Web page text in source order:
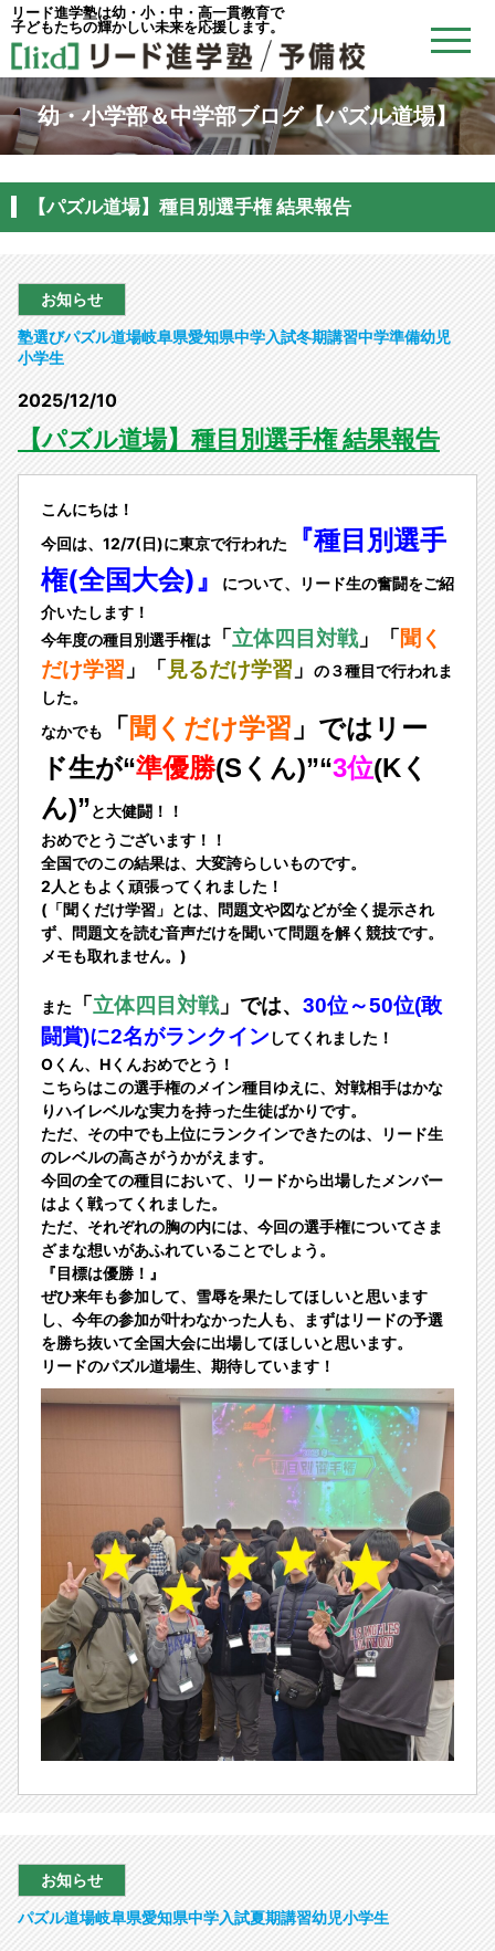
リード進学塾は幼・小・中・高一貫教育で
子どもたちの輝かしい未来を応援します。
幼・小学部＆中学部ブログ【パズル道場】
【パズル道場】種目別選手権 結果報告
お知らせ
塾選びパズル道場岐阜県愛知県中学入試冬期講習中学準備幼児
小学生
2025/12/10
【パズル道場】種目別選手権 結果報告
こんにちは！
今回は、12/7(日)に東京で行われた
『種目別選手
権(全国大会)』
について、リード生の奮闘をご紹
介いたします！
今年度の種目別選手権は
「立体四目対戦」「聞く
だけ学習 」「 見るだけ学習 」 の３種目で行われま
した。
なかでも
「 聞くだけ学習 」ではリー
ド生が“準優勝(Sくん)”“3位(Kく
ん)”と大健闘！！
おめでとうございます！！
全国でのこの結果は、大変誇らしいものです。
2人ともよく頑張ってくれました！
(「聞くだけ学習」とは、問題文や図などが全く提示され
ず、問題文を読む音声だけを聞いて問題を解く競技です。
メモも取れません。)
また 「 立体四目対戦」では、 30位～50位(敢
闘賞)に2名がランクイン してくれました！
Oくん、Hくんおめでとう！
こちらはこの選手権のメイン種目ゆえに、対戦相手はかな
りハイレベルな実力を持った生徒ばかりです。
ただ、その中でも上位にランクインできたのは、リード生
のレベルの高さがうかがえます。
今回の全ての種目において、リードから出場したメンバー
はよく戦ってくれました。
ただ、それぞれの胸の内には、今回の選手権についてさま
ざまな想いがあふれていることでしょう。
『目標は優勝！』
ぜひ来年も参加して、雪辱を果たしてほしいと思います
し、今年の参加が叶わなかった人も、まずはリードの予選
を勝ち抜いて全国大会に出場してほしいと思います。
リードのパズル道場生、期待しています！
お知らせ
パズル道場岐阜県愛知県中学入試夏期講習幼児小学生